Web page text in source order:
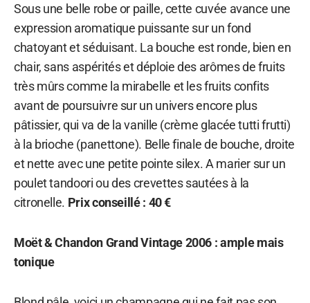
Sous une belle robe or paille, cette cuvée avance une
expression aromatique puissante sur un fond
chatoyant et séduisant. La bouche est ronde, bien en
chair, sans aspérités et déploie des arômes de fruits
très mûrs comme la mirabelle et les fruits confits
avant de poursuivre sur un univers encore plus
pâtissier, qui va de la vanille (crème glacée tutti frutti)
à la brioche (panettone). Belle finale de bouche, droite
et nette avec une petite pointe silex. A marier sur un
poulet tandoori ou des crevettes sautées à la
citronelle. Prix conseillé : 40 €
Moët & Chandon Grand Vintage 2006 : ample mais
tonique